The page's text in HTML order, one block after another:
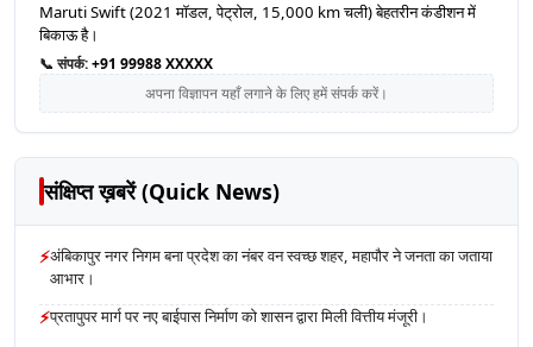
Maruti Swift (2021 मॉडल, पेट्रोल, 15,000 km चली) बेहतरीन कंडीशन में
बिकाऊ है।
📞 संपर्क:+91 99988 XXXXX
अपना विज्ञापन यहाँ लगाने के लिए हमें संपर्क करें।
संक्षिप्त ख़बरें (Quick News)
⚡अंबिकापुर नगर निगम बना प्रदेश का नंबर वन स्वच्छ शहर, महापौर ने जनता का जताया
आभार।
⚡प्रतापुपर मार्ग पर नए बाईपास निर्माण को शासन द्वारा मिली वित्तीय मंजूरी।